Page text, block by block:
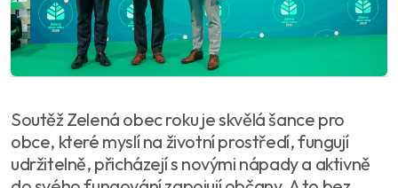
Soutěž Zelená obec roku je skvělá šance pro
obce, které myslí na životní prostředí, fungují
udržitelně, přicházejí s novými nápady a aktivně